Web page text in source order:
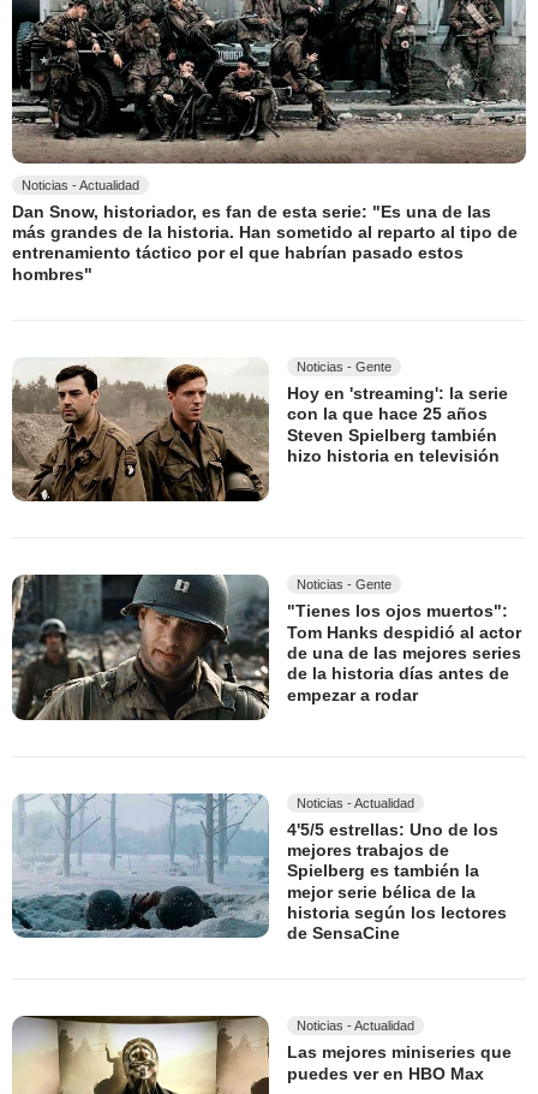
Noticias - Actualidad
Dan Snow, historiador, es fan de esta serie: "Es una de las
más grandes de la historia. Han sometido al reparto al tipo de
entrenamiento táctico por el que habrían pasado estos
hombres"
Noticias - Gente
Hoy en 'streaming': la serie
con la que hace 25 años
Steven Spielberg también
hizo historia en televisión
Noticias - Gente
"Tienes los ojos muertos":
Tom Hanks despidió al actor
de una de las mejores series
de la historia días antes de
empezar a rodar
Noticias - Actualidad
4'5/5 estrellas: Uno de los
mejores trabajos de
Spielberg es también la
mejor serie bélica de la
historia según los lectores
de SensaCine
Noticias - Actualidad
Las mejores miniseries que
puedes ver en HBO Max